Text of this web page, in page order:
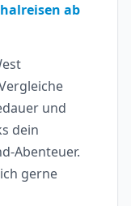
ab
und
dein
Abenteuer.
gerne